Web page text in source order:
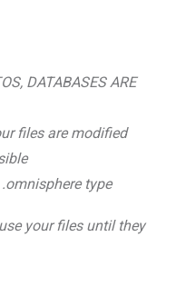
files
DATABASES ARE
files are modified
type
your files until they